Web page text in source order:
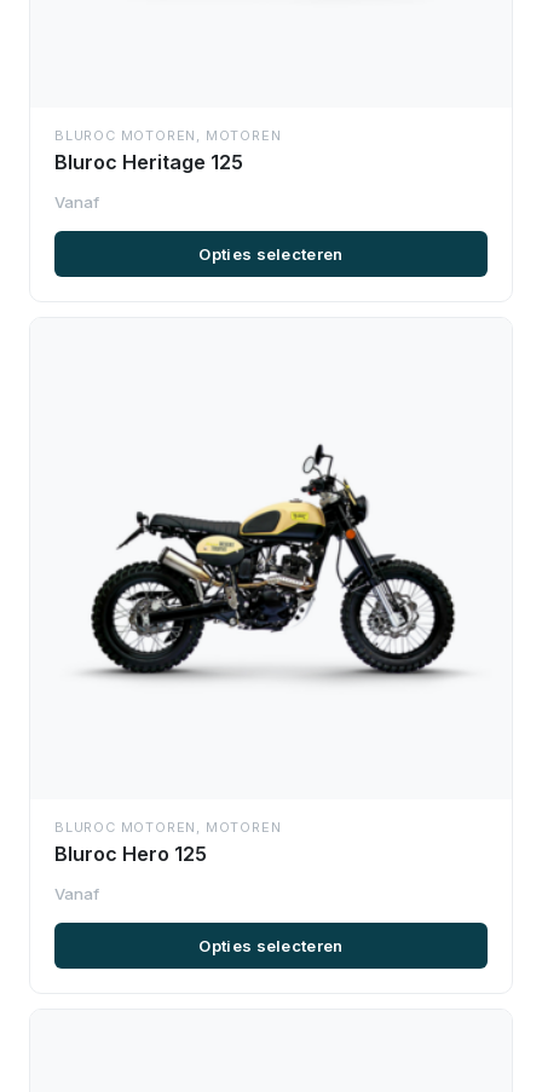
BLUROC MOTOREN , MOTOREN
Bluroc Heritage 125
Opties selecteren
BLUROC MOTOREN , MOTOREN
Bluroc Hero 125
Opties selecteren